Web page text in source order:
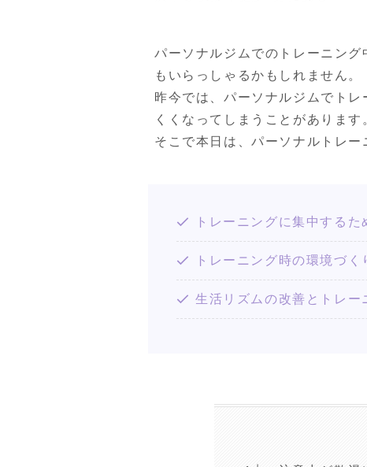
パーソナルジムでのトレーニン
もいらっしゃるかもしれません。
昨今では、パーソナルジムでト
くくなってしまうことがあります
そこで本日は、パーソナルトレー
トレーニングに集中する
トレーニング時の環境づ
生活リズムの改善とトレー